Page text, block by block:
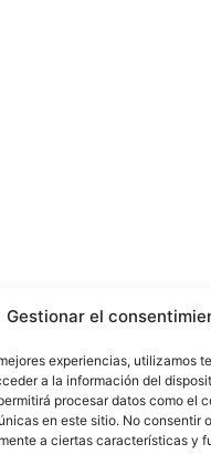
Gestionar el
experiencias, utilizamos
a la información del
procesar datos como el
en este sitio. No consentir
a ciertas características y